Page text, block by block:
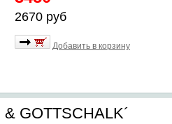
2670 руб
Добавить в корзину
GOTTSCHALK´